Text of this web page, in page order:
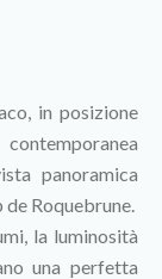
in posizione
panoramica
de Roquebrune.
la luminosità
una perfetta